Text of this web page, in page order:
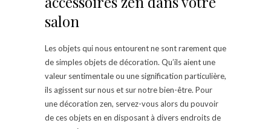
salon
Les objets qui nous entourent ne sont rarement que
de simples objets de décoration. Qu’ils aient une
valeur sentimentale ou une signification particulière,
ils agissent sur nous et sur notre bien-être. Pour
une décoration zen, servez-vous alors du pouvoir
de ces objets en en disposant à divers endroits de